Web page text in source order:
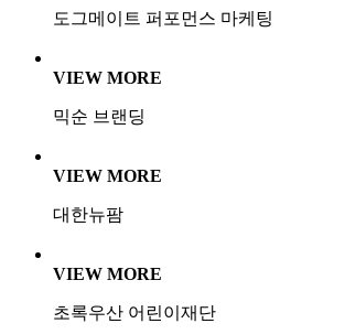
도그메이트 퍼포먼스 마케팅
VIEW MORE
믹순 브랜딩
VIEW MORE
대한뉴팜
VIEW MORE
초록우산 어린이재단